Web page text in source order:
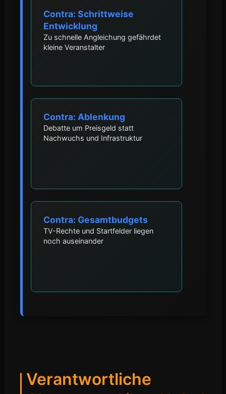
Contra: Schrittweise
Entwicklung
Zu schnelle Angleichung gefährdet
kleine Veranstalter
Contra: Ablenkung
Debatte um Preisgeld statt
Nachwuchs und Infrastruktur
Contra: Gesamtbudgets
TV-Rechte und Startfelder liegen
noch auseinander
Verantwortliche